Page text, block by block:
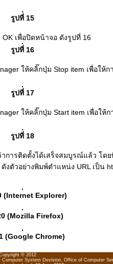
รูปที่ 15
เพื่อปิดหน้าจอ ดังรูปที่ 16
รูปที่ 16
ให้คลิ๊กปุ่ม Stop item เพื่อให้ก
รูปที่ 17
ให้คลิ๊กปุ่ม Start item เพื่อให้
รูปที่ 18
การติดตั้งได้เสร็จสมบูรณ์แล้ว โดย
งตัวอย่างพิมพ์ตำแหน่ง URL เป็น
(Internet Explorer)
(Mozilla Firefox)
(Google Chrome)
® 2012
System Devision, Office of Computer